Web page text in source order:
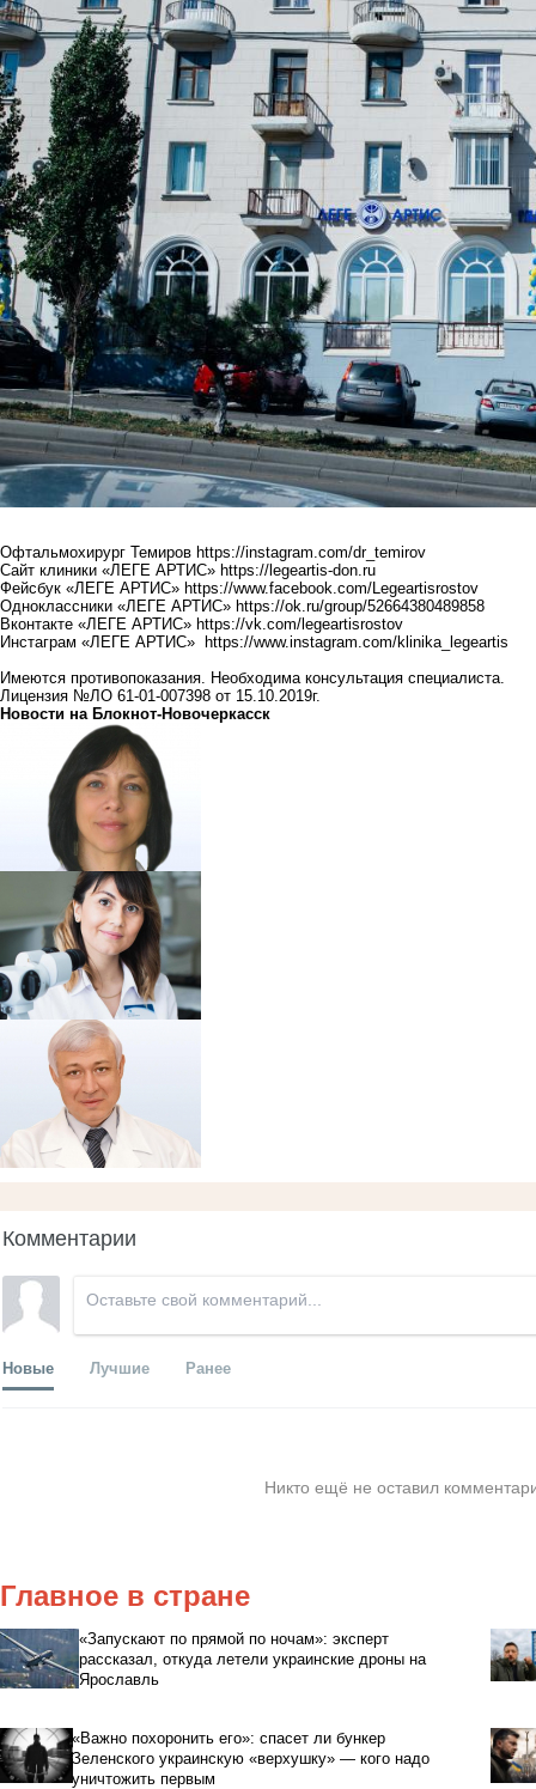
Офтальмохирург Темиров https://instagram.com/dr_temirov
Сайт клиники «ЛЕГЕ АРТИС» https://legeartis-don.ru
Фейсбук «ЛЕГЕ АРТИС» https://www.facebook.com/Legeartisrostov
Одноклассники «ЛЕГЕ АРТИС» https://ok.ru/group/52664380489858
Вконтакте «ЛЕГЕ АРТИС» https://vk.com/legeartisrostov
Инстаграм «ЛЕГЕ АРТИС»
https://www.instagram.com/klinika_legeartis
Имеются противопоказания. Необходима консультация специалиста.
Лицензия №ЛО 61-01-007398 от 15.10.2019г.
Новости на Блoкнoт-Новочеркасск
Комментарии
Новые Лучшие Ранее
Никто ещё не оставил
Главное в стране
«Запускают по прямой по ночам»: эксперт
рассказал, откуда летели украинские дроны на
Ярославль
«Важно похоронить его»: спасет ли бункер
Зеленского украинскую «верхушку» — кого надо
уничтожить первым